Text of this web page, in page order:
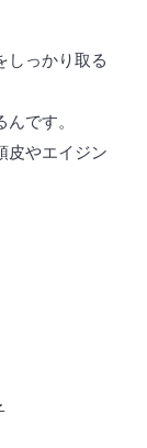
しっかり取る
です。
皮やエイジン